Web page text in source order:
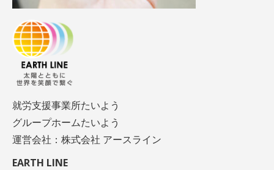
就労支援事業所たいよう
グループホームたいよう
運営会社：株式会社 アースライン
EARTH LINE